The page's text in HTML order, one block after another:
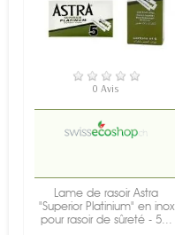
EN STOCK
0 Avis
Lame de rasoir Astra
"Superior Platinium" en inox
pour rasoir de sûreté - 5...